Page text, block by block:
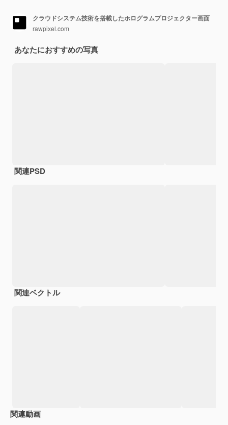
クラウドシステム技術を搭載したホログラムプロジェクター画面
rawpixel.com
あなたにおすすめの写真
関連PSD
関連ベクトル
関連動画